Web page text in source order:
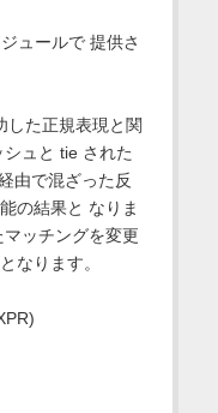
ュールで 提供さ
た正規表現と関
ュと tie された
由で混ざった反
の結果と なりま
ッチングを変更
なります。